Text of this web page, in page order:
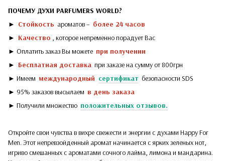
ПОЧЕМУ ДУХИ PARFUMERS WORLD?
► Стойкость ароматов – более 24 часов
► Качество , которое непременно порадует Вас
► Оплатить заказ Вы можете при получении
► Бесплатная доставка при заказе на сумму от 800грн
► Имеем международный сертификат безопасности SDS
► 95% заказов высылаем в день заказа
► Получили множество положительных отзывов.
Откройте свои чувства в вихре свежести и энергии с духами Happy For
Men. Этот непревзойденный аромат начинается с ярких зеленых нот,
игриво смешанных с ароматами сочного лайма, лимона и мандарина.